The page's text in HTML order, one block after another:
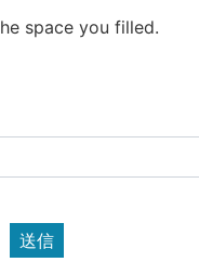
space you filled.
送信